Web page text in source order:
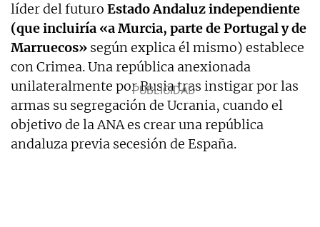
líder del futuro Estado Andaluz independiente
(que incluiría «a Murcia, parte de Portugal y de
Marruecos» según explica él mismo) establece
con Crimea. Una república anexionada
unilateralmente por Rusia tras instigar por las
armas su segregación de Ucrania, cuando el
objetivo de la ANA es crear una república
andaluza previa secesión de España.